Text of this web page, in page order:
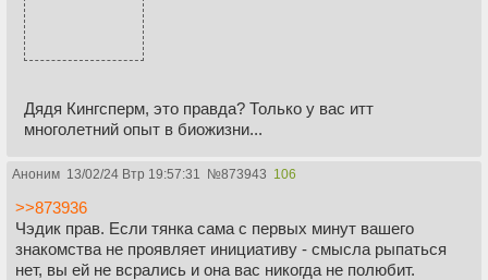
Дядя Кингсперм, это правда? Только у вас итт
многолетний опыт в биожизни...
Аноним 13/02/24 Втр 19:57:31 №873943 106
>>873936
Чэдик прав. Если тянка сама с первых минут вашего
знакомства не проявляет инициативу - смысла рыпаться
нет, вы ей не всрались и она вас никогда не полюбит.